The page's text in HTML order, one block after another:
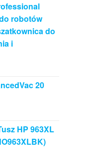
robotów
do
i
20
HP 963XL